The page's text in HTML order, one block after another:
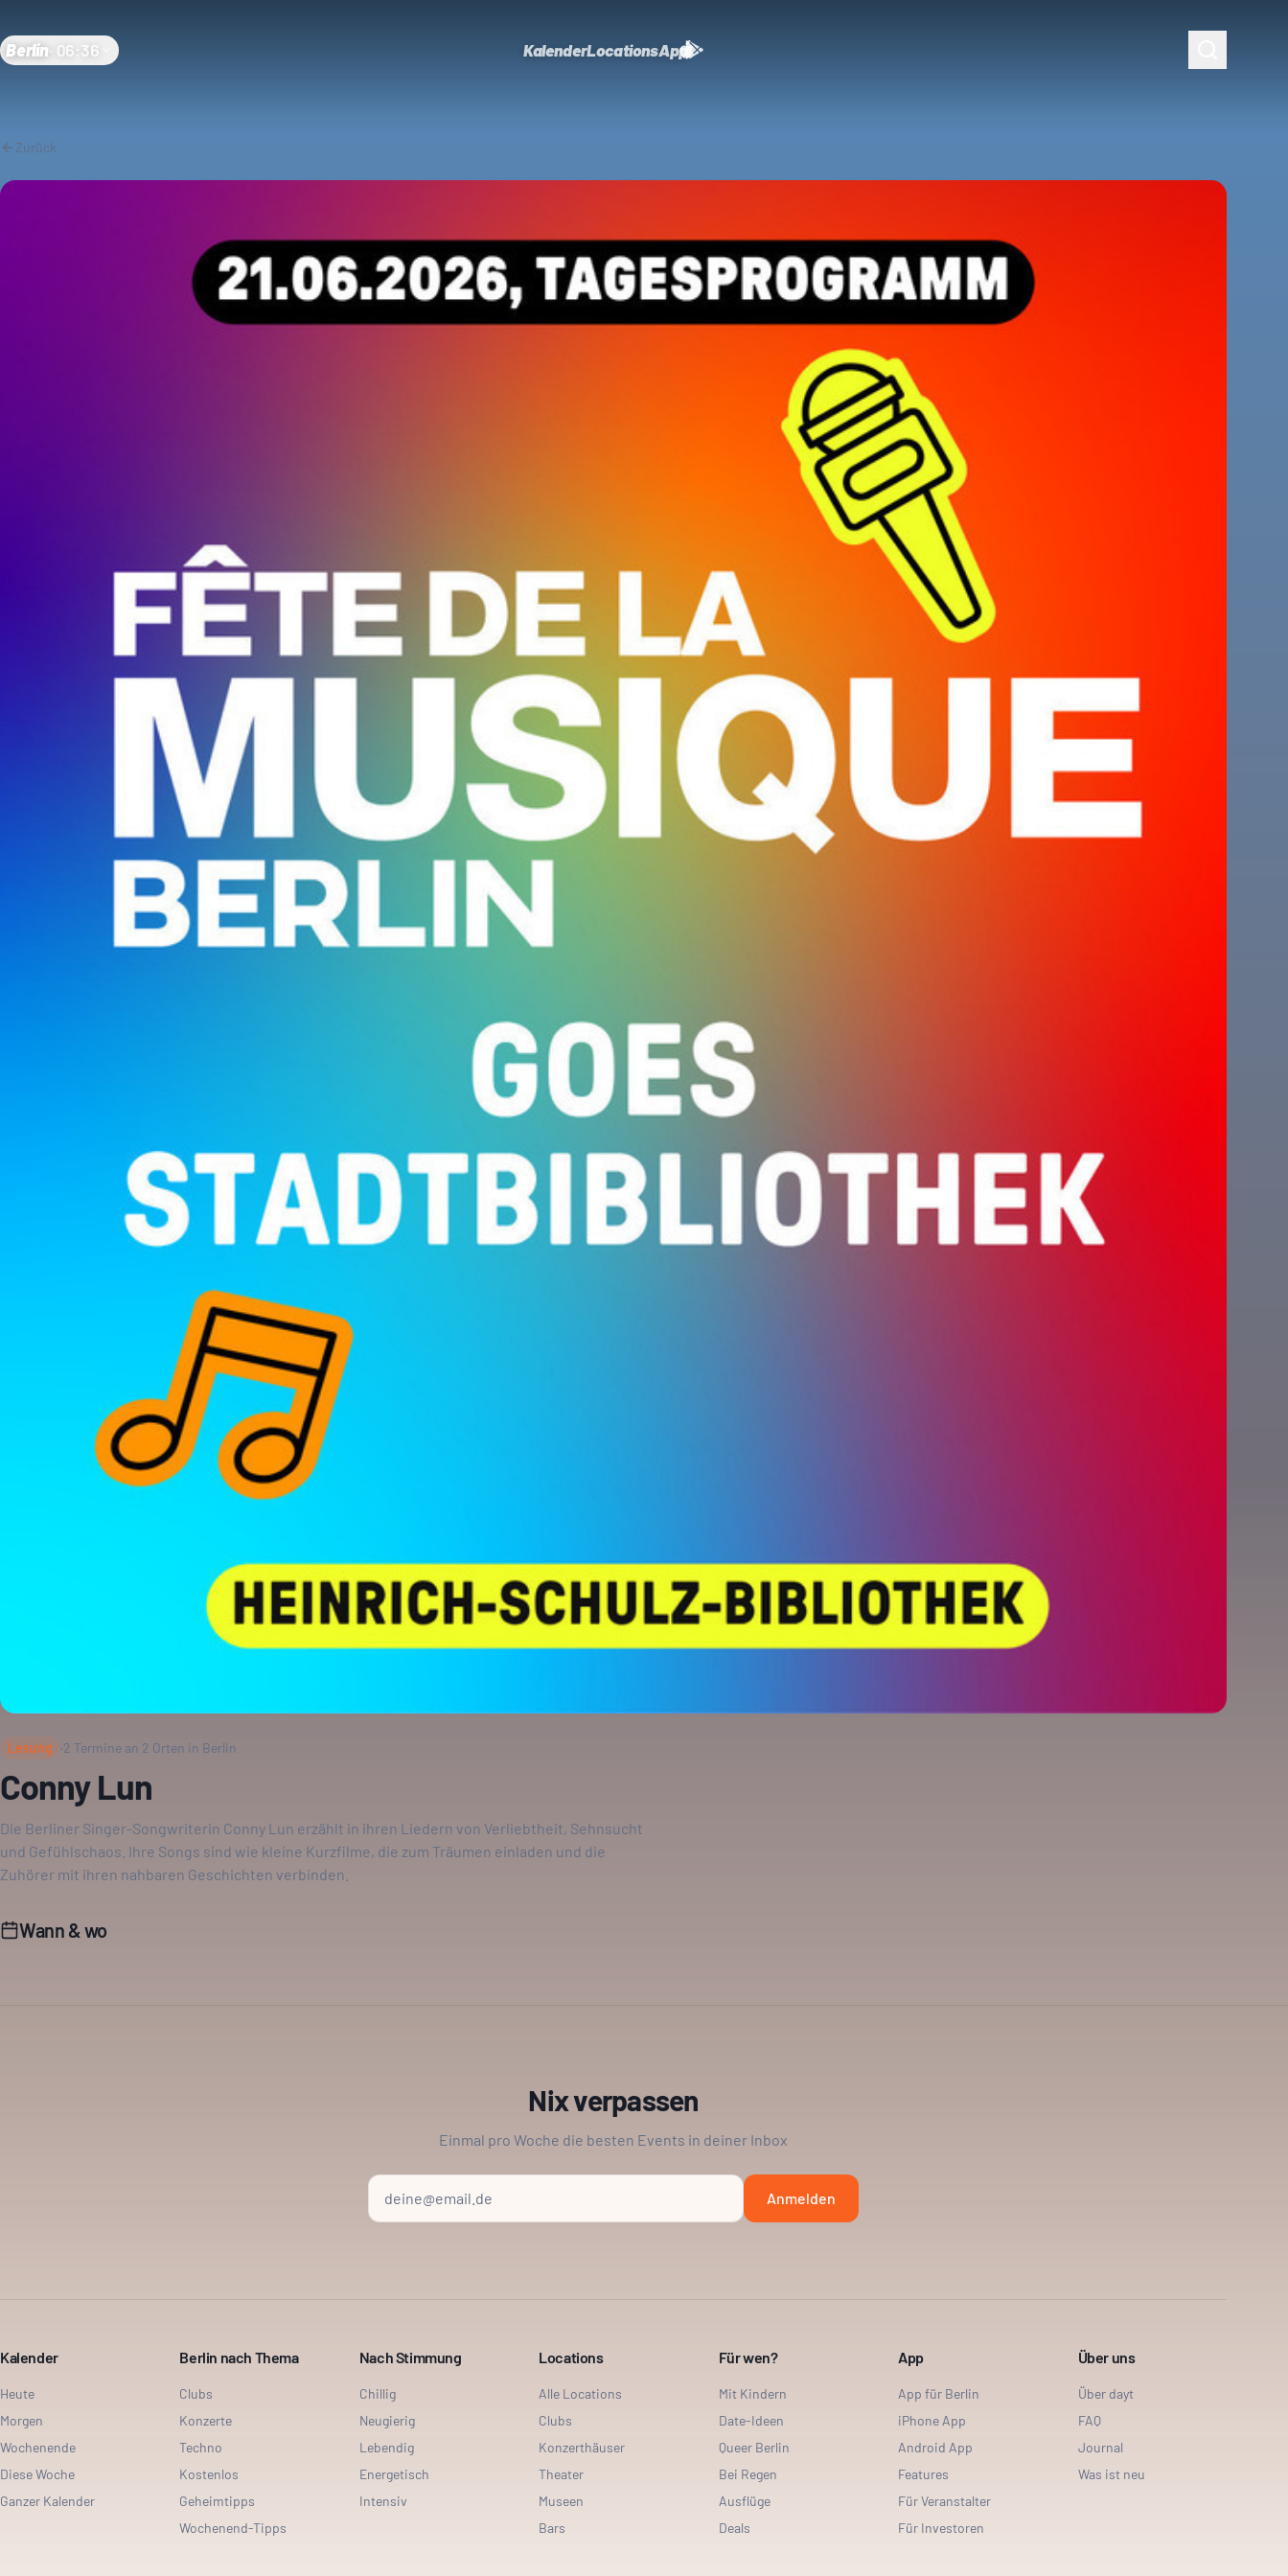
Berlin 06:36 KalenderLocationsApp
Zurück
Lesung ·2 Termine an 2 Orten in Berlin
Conny Lun
Die Berliner Singer-Songwriterin Conny Lun erzählt in ihren Liedern von Verliebtheit, Sehnsucht
und Gefühlschaos. Ihre Songs sind wie kleine Kurzfilme, die zum Träumen einladen und die
Zuhörer mit ihren nahbaren Geschichten verbinden.
Wann & wo
Nix verpassen
Einmal pro Woche die besten Events in deiner Inbox
Anmelden
Kalender
Heute
Morgen
Wochenende
Diese Woche
Ganzer Kalender
Berlin nach Thema
Clubs
Konzerte
Techno
Kostenlos
Geheimtipps
Wochenend-Tipps
Nach Stimmung
Chillig
Neugierig
Lebendig
Energetisch
Intensiv
Locations
Alle Locations
Clubs
Konzerthäuser
Theater
Museen
Bars
Für wen?
Mit Kindern
Date-Ideen
Queer Berlin
Bei Regen
Ausflüge
Deals
App
App für Berlin
iPhone App
Android App
Features
Für Veranstalter
Für Investoren
Über uns
Über dayt
FAQ
Journal
Was ist neu